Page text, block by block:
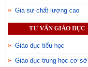
Gia sư chất lượng cao
TƯ VẤN GIÁO DỤC
Giáo dục tiểu học
Giáo dục trung học cơ sở